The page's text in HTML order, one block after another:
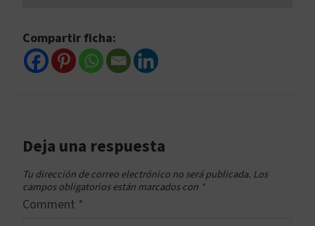
Compartir ficha:
Deja una respuesta
Tu dirección de correo electrónico no será publicada. Los
campos obligatorios están marcados con *
Comment *